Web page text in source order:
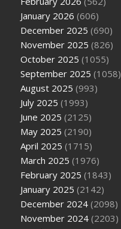
January 2026 (606)
December 2025 (690)
November 2025 (826)
October 2025 (1055)
September 2025 (1058)
August 2025 (993)
July 2025 (1993)
June 2025 (2125)
May 2025 (2190)
April 2025 (1715)
March 2025 (1976)
February 2025 (1843)
January 2025 (2142)
December 2024 (2098)
November 2024 (2203)